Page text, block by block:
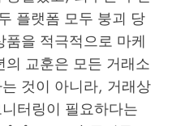
플랫폼 모두 붕괴 당
을 적극적으로 마케
교훈은 모든 거래소
것이 아니라, 거래상
터링이 필요하다는